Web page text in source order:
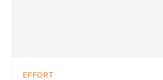
EFFORT